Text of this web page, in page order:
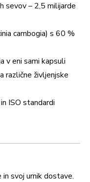
sevov – 2,5 milijarde
cambogia) s 60 %
v eni sami kapsuli
različne življenjske
ISO standardi
svoj urnik dostave.